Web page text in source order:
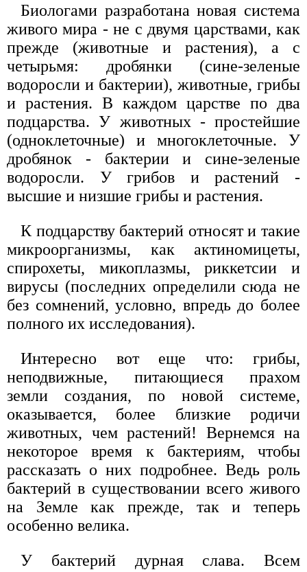
Биологами разработана новая система
живого мира - не с двумя царствами, как
прежде (животные и растения), а с
четырьмя: дробянки (сине-зеленые
водоросли и бактерии), животные, грибы
и растения. В каждом царстве по два
подцарства. У животных - простейшие
(одноклеточные) и многоклеточные. У
дробянок - бактерии и сине-зеленые
водоросли. У грибов и растений -
высшие и низшие грибы и растения.
К подцарству бактерий относят и такие
микроорганизмы, как актиномицеты,
спирохеты, микоплазмы, риккетсии и
вирусы (последних определили сюда не
без сомнений, условно, впредь до более
полного их исследования).
Интересно вот еще что: грибы,
неподвижные, питающиеся прахом
земли создания, по новой системе,
оказывается, более близкие родичи
животных, чем растений! Вернемся на
некоторое время к бактериям, чтобы
рассказать о них подробнее. Ведь роль
бактерий в существовании всего живого
на Земле как прежде, так и теперь
особенно велика.
У бактерий дурная слава. Всем